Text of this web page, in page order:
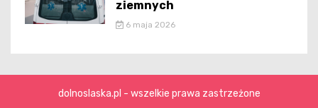
ziemnych
6 maja 2026
dolnoslaska.pl - wszelkie prawa zastrzeżone